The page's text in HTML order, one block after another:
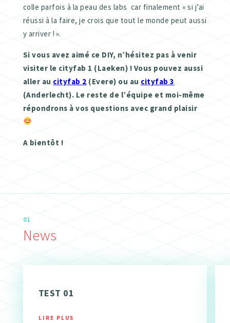
colle parfois à la peau des labs car finalement « si j’ai
réussi à la faire, je crois que tout le monde peut aussi
y arriver ! ».
Si vous avez aimé ce DIY, n’hésitez pas à venir
visiter le cityfab 1 (Laeken) ! Vous pouvez aussi
aller au cityfab 2 (Evere) ou au cityfab 3
(Anderlecht). Le reste de l’équipe et moi-même
répondrons à vos questions avec grand plaisir
A bientôt !
01
News
TEST 01
LIRE PLUS